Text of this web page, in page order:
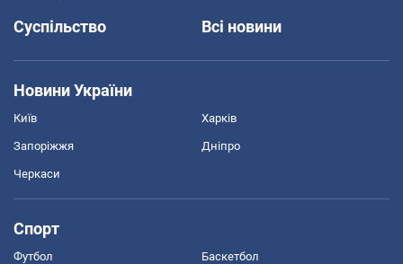
Суспільство
Всі новини
Новини України
Київ Харків
Запоріжжя Дніпро
Черкаси
Спорт
Футбол Баскетбол